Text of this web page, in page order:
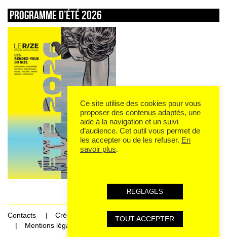
Programme d’été 2026
Contacts
Crédits
Mentions légales et données personnelles
Ce site utilise des cookies pour vous
proposer des contenus adaptés, une
aide à la navigation et un suivi
d’audience. Cet outil vous permet de
les accepter ou de les refuser. En
savoir plus.
REGLAGES
TOUT ACCEPTER